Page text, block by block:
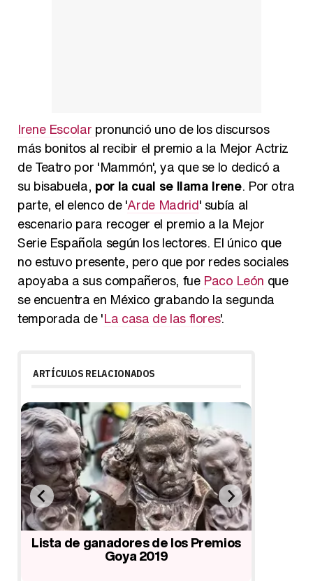
Irene Escolar pronunció uno de los discursos
más bonitos al recibir el premio a la Mejor Actriz
de Teatro por 'Mammón', ya que se lo dedicó a
su bisabuela, por la cual se llama Irene. Por otra
parte, el elenco de 'Arde Madrid' subía al
escenario para recoger el premio a la Mejor
Serie Española según los lectores. El único que
no estuvo presente, pero que por redes sociales
apoyaba a sus compañeros, fue Paco León que
se encuentra en México grabando la segunda
temporada de 'La casa de las flores'.
ARTÍCULOS RELACIONADOS
Lista de ganadores de los Premios
Goya 2019